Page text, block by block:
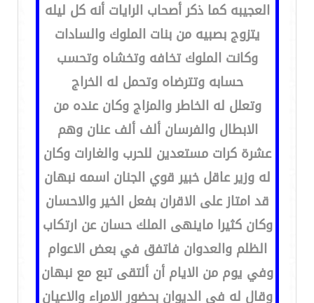
العجيبه كما ذكر أصحاب الرايات أنه كل ليله
يتزوج بصبيه من بنات الملوك والسادات
وكانت الملوك تخافه وتخشاه وتحسب
حسابه وتترضاه وتحمل له الخراج
وتعلل له الخاطر والمزاج وكان عنده من
الابطال والفرسان ألف ألف عنان وهم
عشرة كرات مستعدين للحرب والغارات وكان
له وزير عاقل خبير قوي الجنان اسمه نبهان
قد امتاز على الاقران بفعل الخير والاحسان
وكان كثيرا ماينهى الملك حسان عن ارتكاب
الظلم والعدوان فاتفق في بعض الاعوام
وفي يوم من الايام أن ألتقى تبع مع نبهان
وقال له في الديوان بحضور الامراء والاعيان